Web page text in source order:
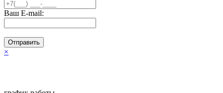
Ваш E-mail:
Отправить
×